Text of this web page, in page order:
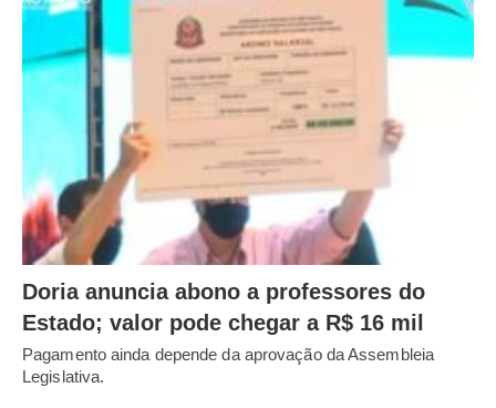
Doria anuncia abono a professores do
Estado; valor pode chegar a R$ 16 mil
Pagamento ainda depende da aprovação da Assembleia
Legislativa.